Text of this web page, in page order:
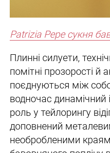
Patrizia Pepe сукня
Плинні силуети,
помітні прозорості й
поєднуються між
водночас динамічний
роль у тейлорингу
доповнений
необробленими